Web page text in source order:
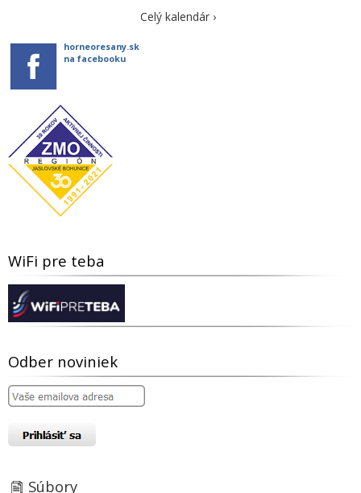
Celý kalendár ›
horneoresany.sk
na facebooku
WiFi pre teba
Odber noviniek
Súbory